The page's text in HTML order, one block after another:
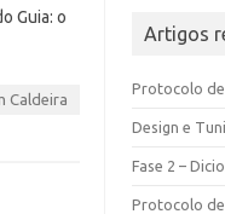
Guia: o
Caldeira
Artigos
Protocolo de
Design e
Fase 2 –
Protocolo